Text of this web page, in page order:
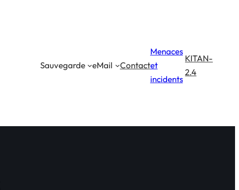
Sauvegarde eMail Contact
Menaces
et
incidents
KITAN-
2.4